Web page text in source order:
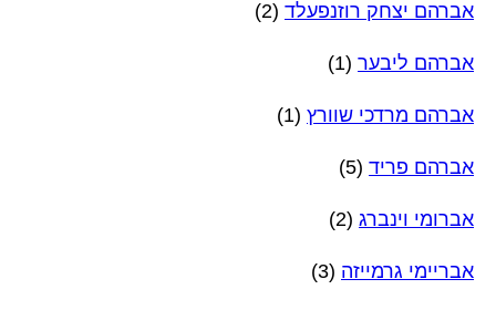
אברהם יצחק רוזנפעלד (2)
אברהם ליבער (1)
אברהם מרדכי שוורץ (1)
אברהם פריד (5)
אברומי וינברג (2)
אבריימי גרמייזה (3)